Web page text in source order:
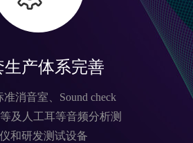
生产体系完善
消音室、Sound check
及人工耳等音频分析测
和研发测试设备